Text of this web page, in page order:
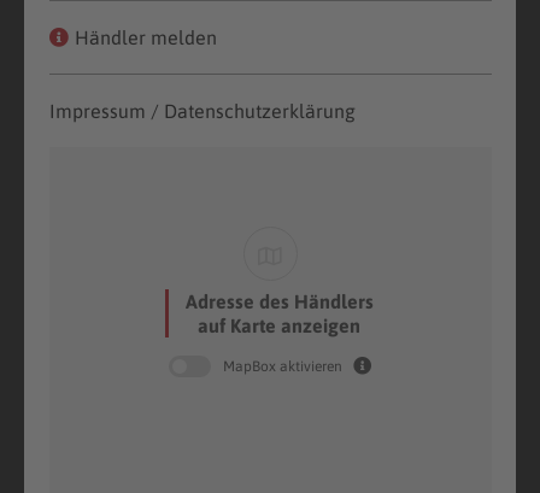
Händler melden
Impressum / Datenschutzerklärung
Adresse des Händlers
auf Karte anzeigen
MapBox aktivieren